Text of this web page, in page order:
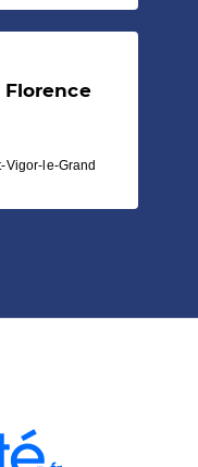
Vigor-le-Grand